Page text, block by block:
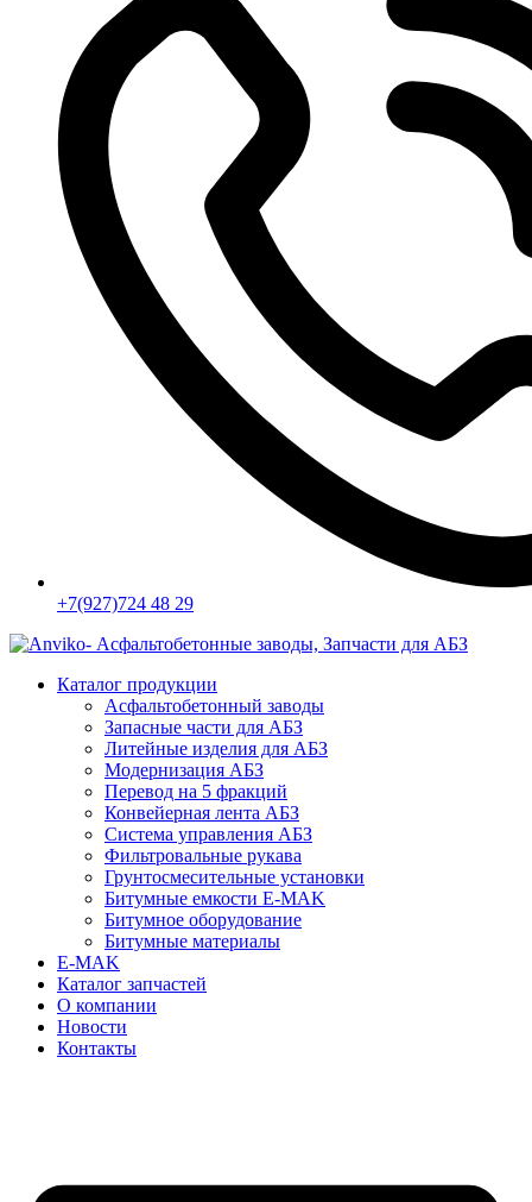
+7(927)724 48 29
Каталог продукции
Асфальтобетонный заводы
Запасные части для АБЗ
Литейные изделия для АБЗ
Модернизация АБЗ
Перевод на 5 фракций
Конвейерная лента АБЗ
Система управления АБЗ
Фильтровальные рукава
Грунтосмесительные установки
Битумные емкости E-MAK
Битумное оборудование
Битумные материалы
E-MAK
Каталог запчастей
О компании
Новости
Контакты